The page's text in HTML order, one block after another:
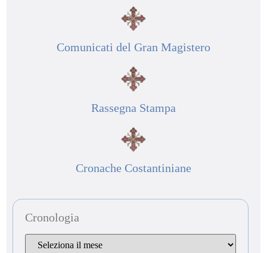
Comunicati del Gran Magistero
Rassegna Stampa
Cronache Costantiniane
Cronologia